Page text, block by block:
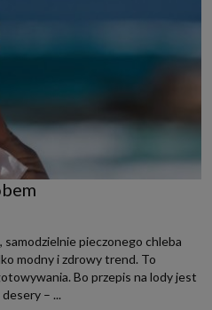
pieczonego chleba
modny i zdrowy trend. To
Bo przepis na lody jest
– ...